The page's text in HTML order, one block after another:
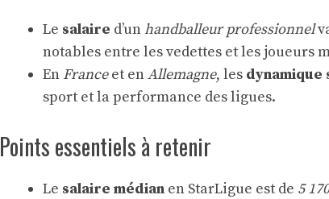
Le salaire d’unhandballeur professionnel
notables entre les vedettes et les joueurs
En Franceet enAllemagne, les dynamique
sport et la performance des ligues.
Points essentiels à retenir
Le salaire médian en StarLigue est de 5